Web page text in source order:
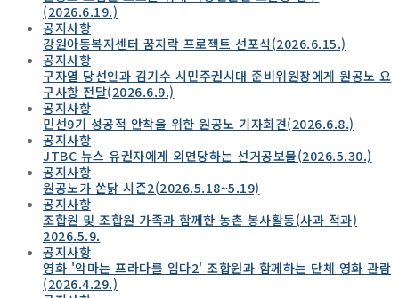
(2026.6.19.)
공지사항
강원아동복지센터 꿈지락 프로젝트 선포식(2026.6.15.)
공지사항
구자열 당선인과 김기수 시민주권시대 준비위원장에게 원공노 요
구사항 전달(2026.6.9.)
공지사항
민선9기 성공적 안착을 위한 원공노 기자회견(2026.6.8.)
공지사항
JTBC 뉴스 유권자에게 외면당하는 선거공보물(2026.5.30.)
공지사항
원공노가 쏜닭 시즌2(2026.5.18~5.19)
공지사항
조합원 및 조합원 가족과 함께한 농촌 봉사활동(사과 적과)
2026.5.9.
공지사항
영화 '악마는 프라다를 입다2' 조합원과 함께하는 단체 영화 관람
(2026.4.29.)